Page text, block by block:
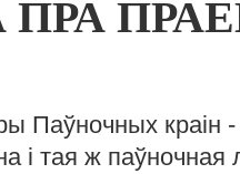
ПРА
Паўночных краін
і тая ж паўночная